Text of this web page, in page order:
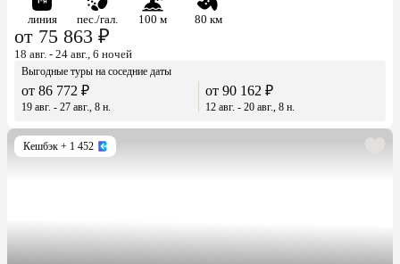
линия пес./гал. 100 м 80 км
от 75 863 ₽
18 авг. - 24 авг., 6 ночей
Выгодные туры на соседние даты
от 86 772 ₽
19 авг. - 27 авг., 8 н.
от 90 162 ₽
12 авг. - 20 авг., 8 н.
Кешбэк + 1 452